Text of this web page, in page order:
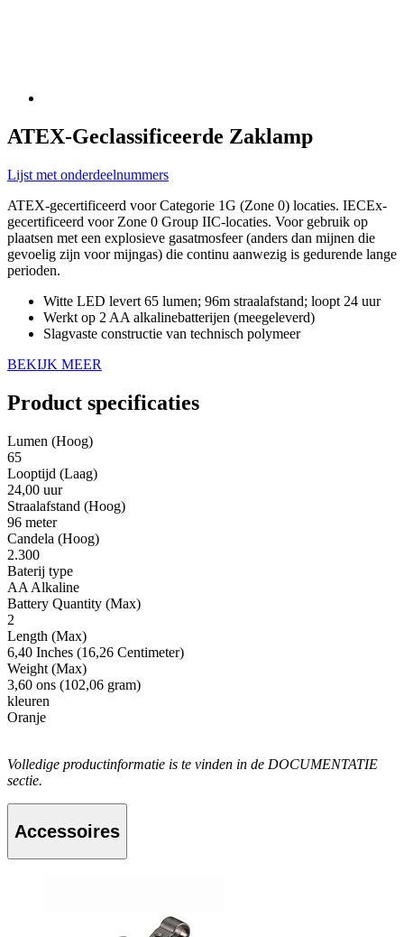
ATEX-Geclassificeerde Zaklamp
Lijst met onderdeelnummers
ATEX-gecertificeerd voor Categorie 1G (Zone 0) locaties. IECEx-
gecertificeerd voor Zone 0 Group IIC-locaties. Voor gebruik op
plaatsen met een explosieve gasatmosfeer (anders dan mijnen die
gevoelig zijn voor mijngas) die continu aanwezig is gedurende lange
perioden.
Witte LED levert 65 lumen; 96m straalafstand; loopt 24 uur
Werkt op 2 AA alkalinebatterijen (meegeleverd)
Slagvaste constructie van technisch polymeer
BEKIJK MEER
Product specificaties
Lumen (Hoog)
65
Looptijd (Laag)
24,00 uur
Straalafstand (Hoog)
96 meter
Candela (Hoog)
2.300
Baterij type
AA Alkaline
Battery Quantity (Max)
2
Length (Max)
6,40 Inches (16,26 Centimeter)
Weight (Max)
3,60 ons (102,06 gram)
kleuren
Oranje
Volledige productinformatie is te vinden in de DOCUMENTATIE
sectie.
Accessoires